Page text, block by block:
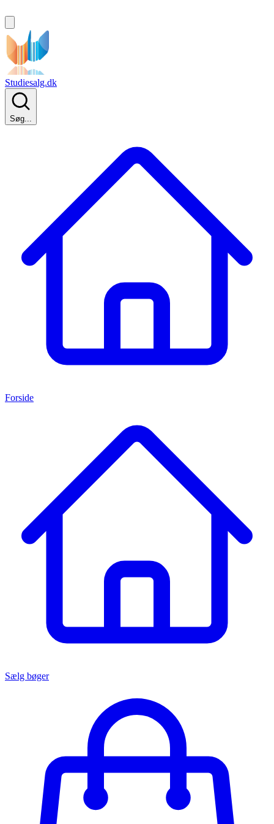
Studiesalg.dk
Søg...
Forside
Sælg bøger